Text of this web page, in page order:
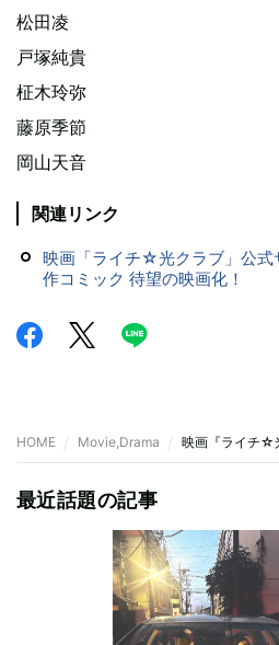
松田凌
戸塚純貴
柾木玲弥
藤原季節
岡山天音
関連リンク
映画「ライチ☆光クラブ」公式
作コミック 待望の映画化！
HOME Movie,Drama 映画『ライチ☆
最近話題の記事